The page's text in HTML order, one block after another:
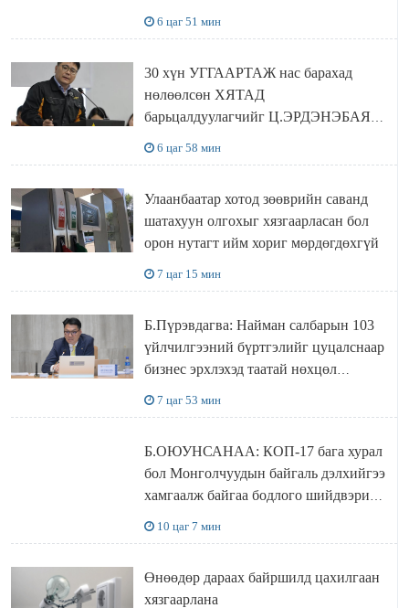
ХҮЛЭЭН АВЧ УУЛЗЛАА
6 цаг 51 мин
30 хүн УГГААРТАЖ нас барахад
нөлөөлсөн ХЯТАД
барьцалдуулагчийг Ц.ЭРДЭНЭБАЯР
захирал дахин худалдаж авахаар
болжээ
6 цаг 58 мин
Улаанбаатар хотод зөөврийн саванд
шатахуун олгохыг хязгаарласан бол
орон нутагт ийм хориг мөрдөгдөхгүй
7 цаг 15 мин
Б.Пүрэвдагва: Найман салбарын 103
үйлчилгээний бүртгэлийг цуцалснаар
бизнес эрхлэхэд таатай нөхцөл
бүрдэнэ
7 цаг 53 мин
Б.ОЮУНСАНАА: КОП-17 бага хурал
бол Монголчуудын байгаль дэлхийгээ
хамгаалж байгаа бодлого шийдвэрийг
ДЭЛХИЙД СУРТАЛЧИЛАХ гол
бодлого
10 цаг 7 мин
Өнөөдөр дараах байршилд цахилгаан
хязгаарлана